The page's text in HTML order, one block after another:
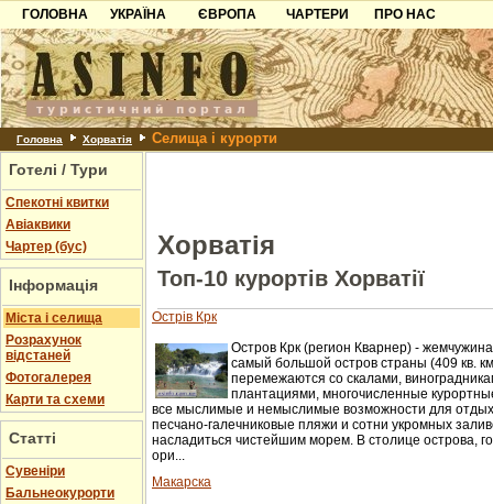
ГОЛОВНА
УКРАЇНА
Карпати
Азов
Причорноморря
Шацьк
ЄВРОПА
Чорногорія
Хорватія
Болгарія
Албанія
ЧАРТЕРИ
ПРО НАС
Контакти
Партнерам
Додати готель
Головна Хорватія Селища і курорти
Готелі / Тури
Спекотні квитки
Авіаквики
Чартер (бус)
Інформація
Міста і селища
Розрахунок
відстаней
Фотогалерея
Карти та схеми
Статті
Cувеніри
Бальнеокурорти
Хорватія
Топ-10 курортів Хорватії
Острів Крк
Остров Крк (регион Кварнер) -
самый большой остров страны (409 кв.
перемежаются со скалами,
плантациями, многочисленные
все мыслимые и немыслимые возможности для
песчано-галечниковые пляжи и сотни укромных
насладиться чистейшим морем. В столице острова,
ори...
Макарска